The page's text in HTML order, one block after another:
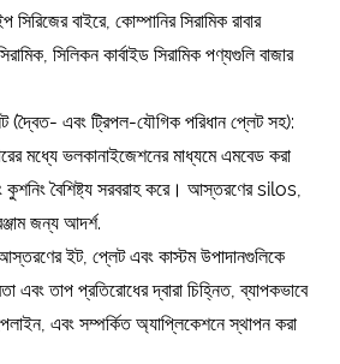
বাইরে, কোম্পানির সিরামিক রাবার
সিলিকন কার্বাইড সিরামিক পণ্যগুলি বাজার
(দ্বৈত- এবং ট্রিপল-যৌগিক পরিধান প্লেট সহ):
মধ্যে ভলকানাইজেশনের মাধ্যমে এমবেড করা
বৈশিষ্ট্য সরবরাহ করে। আস্তরণের silos,
জন্য আদর্শ.
আস্তরণের ইট, প্লেট এবং কাস্টম উপাদানগুলিকে
তাপ প্রতিরোধের দ্বারা চিহ্নিত, ব্যাপকভাবে
এবং সম্পর্কিত অ্যাপ্লিকেশনে স্থাপন করা